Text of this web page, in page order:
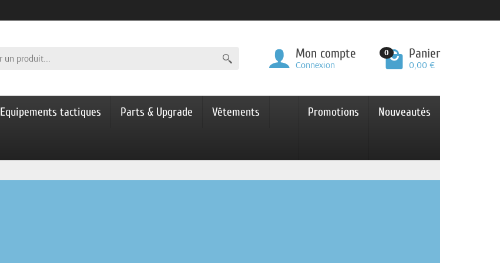
Mon compte
Connexion
0 Panier
0,00 €
Equipements tactiques Parts & Upgrade Vêtements Promotions Nouveautés